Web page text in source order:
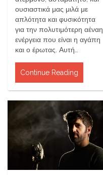
ουσιαστικά μας μιλά με
απλότητα και φυσικότητα
για την πολυτιμότερη αέναη
ενέργεια που είναι η αγάπη
και ο έρωτας. Αυτή…
Continue Reading